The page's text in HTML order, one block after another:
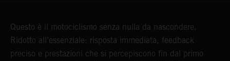
Questo è il motociclismo senza nulla da nascondere.
Ridotto all’essenziale: risposta immediata, feedback
preciso e prestazioni che si percepiscono fin dal primo